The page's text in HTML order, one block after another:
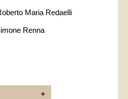
Maria Redaelli
Renna